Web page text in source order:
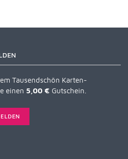
Tausendschön Karten-
einen 5,00 € Gutschein.